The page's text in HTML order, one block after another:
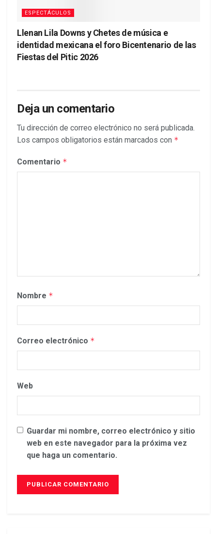
ESPECTÁCULOS
Llenan Lila Downs y Chetes de música e
identidad mexicana el foro Bicentenario de las
Fiestas del Pitic 2026
Deja un comentario
Tu dirección de correo electrónico no será publicada.
Los campos obligatorios están marcados con *
Comentario *
Nombre *
Correo electrónico *
Web
Guardar mi nombre, correo electrónico y sitio
web en este navegador para la próxima vez
que haga un comentario.